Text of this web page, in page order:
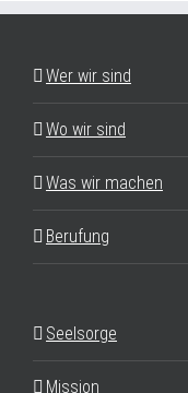
Wer wir sind
Wo wir sind
Was wir machen
Berufung
Seelsorge
Mission